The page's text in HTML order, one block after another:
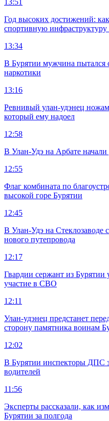
13:51
Год высоких достижений:
спортивную инфраструктуру
13:34
В Бурятии мужчина пытался
наркотики
13:16
Ревнивый улан-удэнец
который ему надоел
12:58
В Улан-Удэ на Арбате начали
12:55
Флаг комбината по
высокой горе Бурятии
12:45
В Улан-Удэ на Стеклозаводе
нового путепровода
12:17
Гвардии сержант из Бурятии
участие в СВО
12:11
Улан-удэнец предстанет
сторону памятника воинам
12:02
В Бурятии инспекторы ДПС
водителей
11:56
Эксперты рассказали, как
Бурятии за полгода